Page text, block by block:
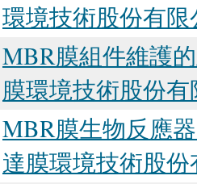
環境技術股份有
MBR膜組件維護
膜環境技術股份有
MBR膜生物反應
達膜環境技術股份